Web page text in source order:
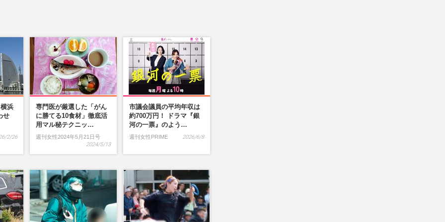
浜
せ
2/26
専門医が厳選した「がん
に勝てる10食材」徹底活
用マル秘テクニッ…
週刊女性2024年5月21日号
2024/5/13
市議会議員の平均年収は
約700万円！ ドラマ『銀
河の一票』のよう…
週刊女性PRIME 2026/6/8